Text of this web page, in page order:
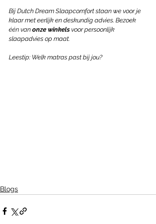
Bij Dutch Dream Slaapcomfort staan we voor je
klaar met eerlijk en deskundig advies. Bezoek
één van onze winkels voor persoonlijk
slaapadvies op maat.
Leestip: Welk matras past bij jou?
Blogs